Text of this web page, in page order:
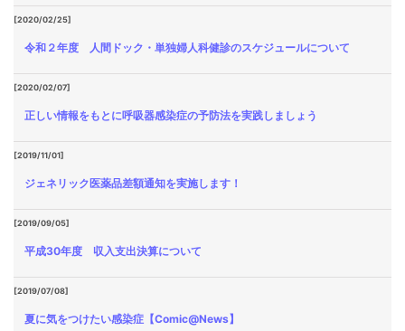
[2020/02/25]
令和２年度 人間ドック・単独婦人科健診のスケジュールについて
[2020/02/07]
正しい情報をもとに呼吸器感染症の予防法を実践しましょう
[2019/11/01]
ジェネリック医薬品差額通知を実施します！
[2019/09/05]
平成30年度 収入支出決算について
[2019/07/08]
夏に気をつけたい感染症【Comic@News】